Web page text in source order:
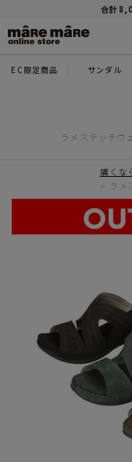
合計
EC限定商品 サンダル
ラメステッチウ
痛くな
ラメ
カラー